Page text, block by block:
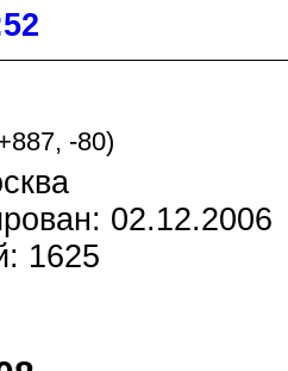
, -80)
02.12.2006
1625